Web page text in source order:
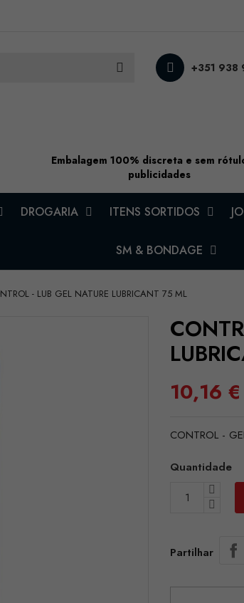
+351 938
Embalagem 100% discreta e sem
publicidades
DROGARIA ITENS SORTIDOS
SM & BONDAGE
- LUB GEL NATURE LUBRICANT 75 ML
10,16 €
CONTROL -
Quantidade
Partilhar